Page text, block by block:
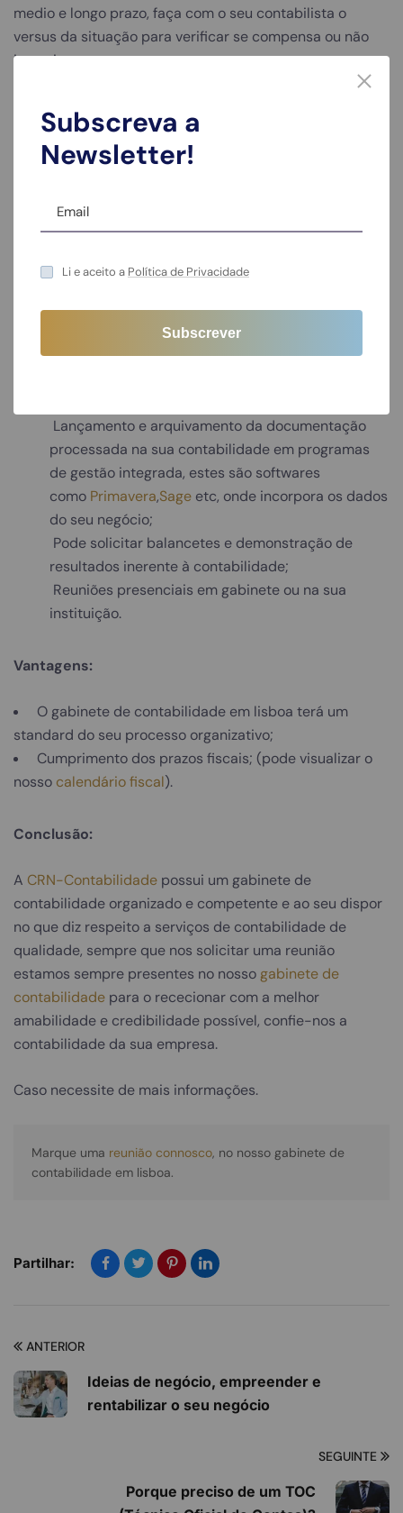
medio e longo prazo, faça com o seu contabilista o
versus da situação para verificar se compensa ou não
investir.
Contabilista de construção civil
organizativo do gabinete de contabilidade onde pode
sua empresa.
Roadmap:
Entrega da documentação mensal;
Lançamento e arquivamento da documentação
processada na sua contabilidade em programas
de gestão integrada, estes são softwares
como Primavera,Sage etc, onde incorpora os dados
do seu negócio;
Pode solicitar balancetes e demonstração de
resultados inerente à contabilidade;
Reuniões presenciais em gabinete ou na sua
instituição.
Vantagens:
O gabinete de contabilidade em lisboa terá um
standard do seu processo organizativo;
Cumprimento dos prazos fiscais; (pode visualizar o
nosso calendário fiscal).
Conclusão:
A CRN-Contabilidade possui um gabinete de
contabilidade organizado e competente e ao seu dispor
no que diz respeito a serviços de contabilidade de
qualidade, sempre que nos solicitar uma reunião
estamos sempre presentes no nosso gabinete de
contabilidade para o rececionar com a melhor
amabilidade e credibilidade possível, confie-nos a
contabilidade da sua empresa.
Caso necessite de mais informações.
Marque uma reunião connosco, no nosso gabinete de
contabilidade em lisboa.
Partilhar:
ANTERIOR
Ideias de negócio, empreender e
rentabilizar o seu negócio
SEGUINTE
Porque preciso de um TOC
Subscreva a
Newsletter!
Li e aceito a Política de Privacidade